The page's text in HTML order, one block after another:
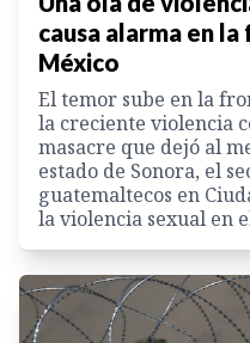
causa alarma en
México
El temor sube en la
la creciente violencia
masacre que dejó al
estado de Sonora, el
guatemaltecos en
la violencia sexual en